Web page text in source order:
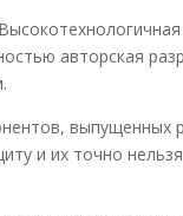
авторская
выпущенных
и их точно